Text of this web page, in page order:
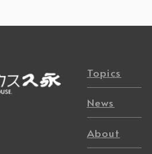
Topics
News
About